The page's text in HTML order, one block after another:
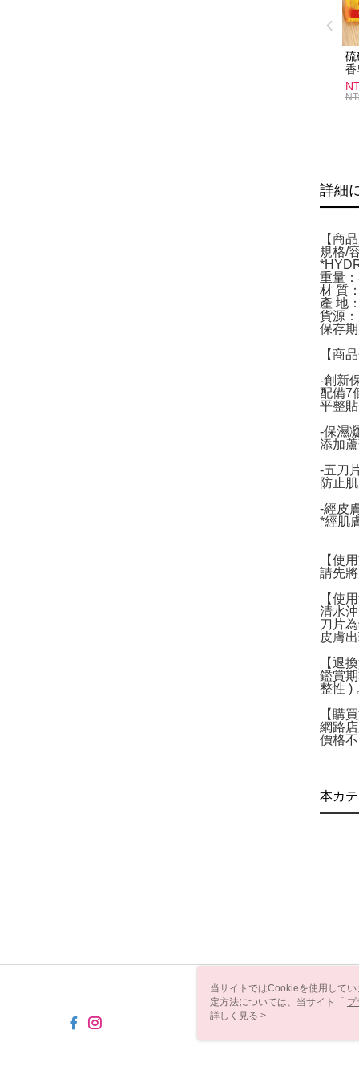
硫
香
護
詳細
【商
規格/
重量
材 質
產 地
貨源
保存
【商
-創新
配備7
平整
-保濕
添加
-五刀
防止
-經皮
*經肌
【使
請先
【使
清水
刀片
皮膚
【退
鑑賞
整性 )
【購
網路
價格
本カ
当サイトではCookieを使用して
定方法については、当サイト「 プ
き使用される場合、当社がサイ
詳しく見る >